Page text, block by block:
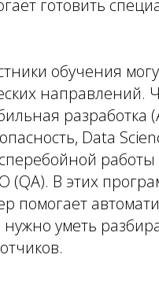
готовить
обучения
направлений.
разработка
Data
(QA). В этих
помогает
уметь